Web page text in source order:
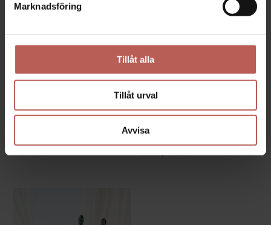
Marknadsföring
Tillåt alla
Tillåt urval
Avvisa
2.640,00
TILLSAMMANS